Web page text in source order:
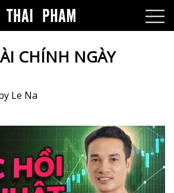
CHÍNH NGÀY
Le Na